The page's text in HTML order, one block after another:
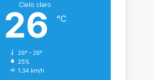
Cielo claro
26 ℃
26º - 26º
25%
1.34 km/h